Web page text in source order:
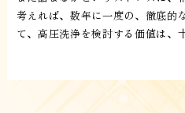
考えれば、数年に一度の、徹底的
て、高圧洗浄を検討する価値は、